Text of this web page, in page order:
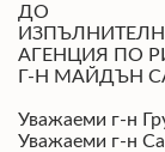
ДО
АГЕНЦИЯ ПО
Г-Н МАЙДЪН
Уважаеми г-н
Уважаеми г-н